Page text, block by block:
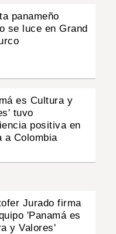
panameño
se luce en Grand
es Cultura y
tuvo
positiva en
a Colombia
Jurado firma
'Panamá es
y Valores'